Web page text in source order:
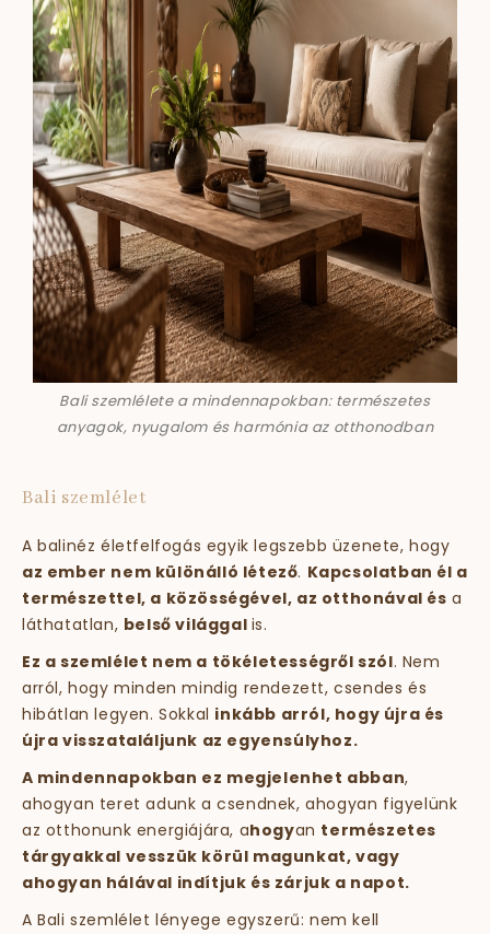
Bali szemlélete a mindennapokban: természetes
anyagok, nyugalom és harmónia az otthonodban
Bali szemlélet
A balinéz életfelfogás egyik legszebb üzenete, hogy
az ember nem különálló létező. Kapcsolatban él a
természettel, a közösségével, az otthonával és a
láthatatlan, belső világgal is.
Ez a szemlélet nem a tökéletességről szól. Nem
arról, hogy minden mindig rendezett, csendes és
hibátlan legyen. Sokkal inkább arról, hogy újra és
újra visszataláljunk az egyensúlyhoz.
A mindennapokban ez megjelenhet abban,
ahogyan teret adunk a csendnek, ahogyan figyelünk
az otthonunk energiájára, ahogyan természetes
tárgyakkal vesszük körül magunkat, vagy
ahogyan hálával indítjuk és zárjuk a napot.
A Bali szemlélet lényege egyszerű: nem kell